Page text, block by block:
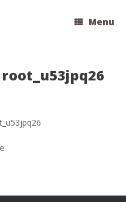
Menu
root_u53jpq26